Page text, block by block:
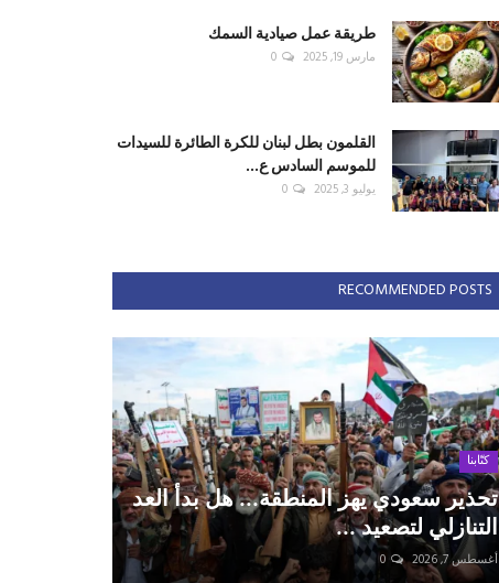
طريقة عمل صيادية السمك
مارس 19, 2025 0
القلمون بطل لبنان للكرة الطائرة للسيدات
للموسم السادس ع...
يوليو 3, 2025 0
RECOMMENDED POSTS
كتّابنا
تحذير سعودي يهز المنطقة... هل بدأ العد
التنازلي لتصعيد ...
أغسطس 7, 2026 0